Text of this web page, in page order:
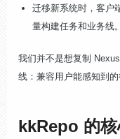
迁移新系统时，客户
量构建任务和业务线。
我们并不是想复制
线：兼容用户能感知到
kkRepo 的